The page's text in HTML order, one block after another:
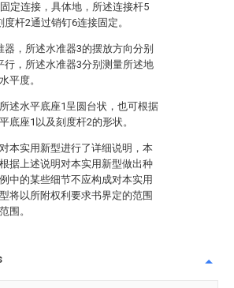
定连接，具体地，所述连接杆5
杆2通过销钉6连接固定。
，所述水准器3的摆放方向分别
行，所述水准器3分别测量所述地
平度。
述水平底座1呈圆台状，也可根据
底座1以及刻度杆2的形状。
本实用新型进行了详细说明，本
据上述说明对本实用新型做出种
中的某些细节不应构成对本实用
将以所附权利要求书界定的范围
围。